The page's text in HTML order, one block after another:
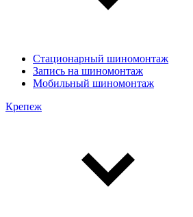
Стационарный шиномонтаж
Запись на шиномонтаж
Мобильный шиномонтаж
Крепеж